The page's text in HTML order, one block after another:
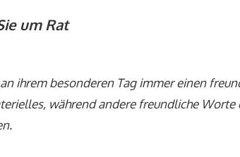
um Rat
ihrem besonderen Tag immer einen
während andere freundliche